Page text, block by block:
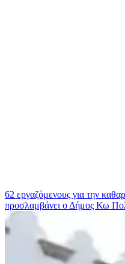
62 εργαζόμενους για την
προσλαμβάνει ο Δήμος Κω